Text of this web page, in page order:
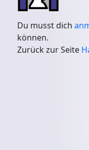
Du musst dich
können.
Zurück zur Seite